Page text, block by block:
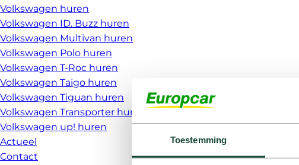
Toestemming
Volkswagen huren
Volkswagen ID. Buzz huren
Volkswagen Multivan huren
Volkswagen Polo huren
Volkswagen T-Roc huren
Volkswagen Taigo huren
Volkswagen Tiguan huren
Volkswagen Transporter huren
Volkswagen up! huren
Actueel
Contact